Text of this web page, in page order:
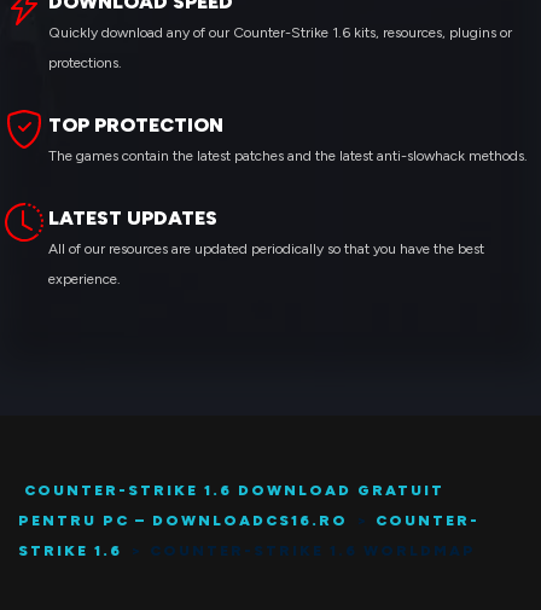
Quickly download any of our Counter-Strike 1.6 kits, resources, plugins or
protections.
TOP PROTECTION
The games contain the latest patches and the latest anti-slowhack methods.
LATEST UPDATES
All of our resources are updated periodically so that you have the best
experience.
COUNTER-STRIKE 1.6 DOWNLOAD GRATUIT
PENTRU PC – DOWNLOADCS16.RO
>
COUNTER-
STRIKE 1.6
> COUNTER-STRIKE 1.6 WORLDMAP